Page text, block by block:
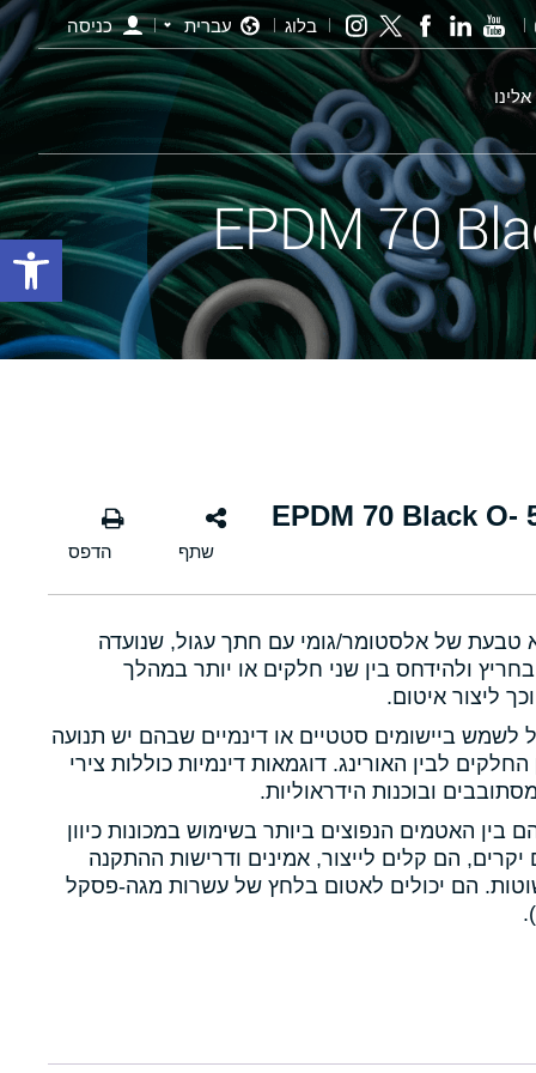
בלוג עברית כניסה
אורינג שחור - 505.00×5.00 EPDM 70 Black O-
טבעת של אלסטומר/גומי עם חתך עגול, שנועדה
ולהידחס בין שני חלקים או יותר במהלך
ליצור איטום.
לשמש ביישומים סטטיים או דינמיים שבהם יש תנועה
החלקים לבין האורינג. דוגמאות דינמיות כוללות צירי
ובוכנות הידראוליות.
בין האטמים הנפוצים ביותר בשימוש במכונות כיוון
הם קלים לייצור, אמינים ודרישות ההתקנה
הם יכולים לאטום בלחץ של עשרות מגה-פסקל
פתח